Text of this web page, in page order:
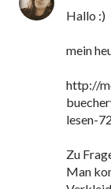
Hallo :)
mein
http://
lesen-
Zu
Man